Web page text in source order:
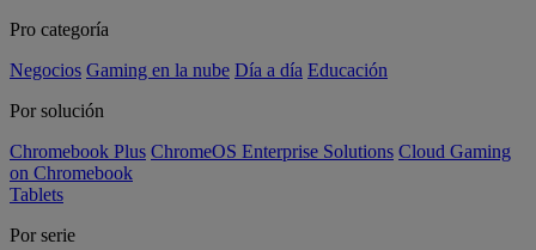
Pro categoría
Negocios Gaming en la nube Día a día Educación
Por solución
Chromebook Plus ChromeOS Enterprise Solutions Cloud Gaming
on Chromebook
Tablets
Por serie